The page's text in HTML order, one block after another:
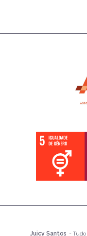
Juicy Santos -